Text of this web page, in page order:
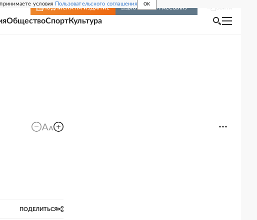
условия Пользовательского соглашения OK
ПОДПИСКА НА ИЗДАНИЕ ВКЛЮЧИТЬ РАССЫЛКУ
ОбществоСпортКультура
ПОДЕЛИТЬСЯ